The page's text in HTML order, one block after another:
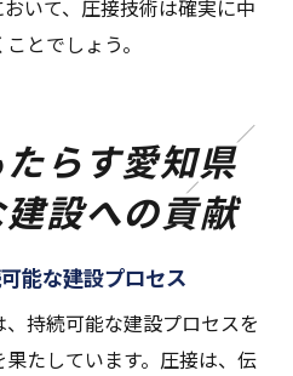
いて、圧接技術は確実に中
とでしょう。
らす愛知県
設への貢献
能な建設プロセス
持続可能な建設プロセスを
たしています。圧接は、伝